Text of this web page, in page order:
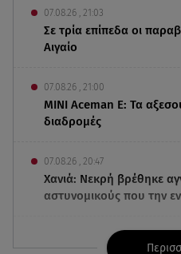
07.08.26 , 21:03
Σε τρία επίπεδα οι
Αιγαίο
07.08.26 , 21:00
MINI Aceman E: Τα
διαδρομές
07.08.26 , 20:47
Χανιά: Νεκρή βρέθηκε
αστυνομικούς που την